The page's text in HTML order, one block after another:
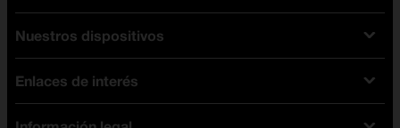
Tarifas Orange
Tarifas fibra y móvil
Tarifas móviles
Tarifas internet y fibra
Nuestros dispositivos
Ofertas en móviles
iPhone
Enlaces de interés